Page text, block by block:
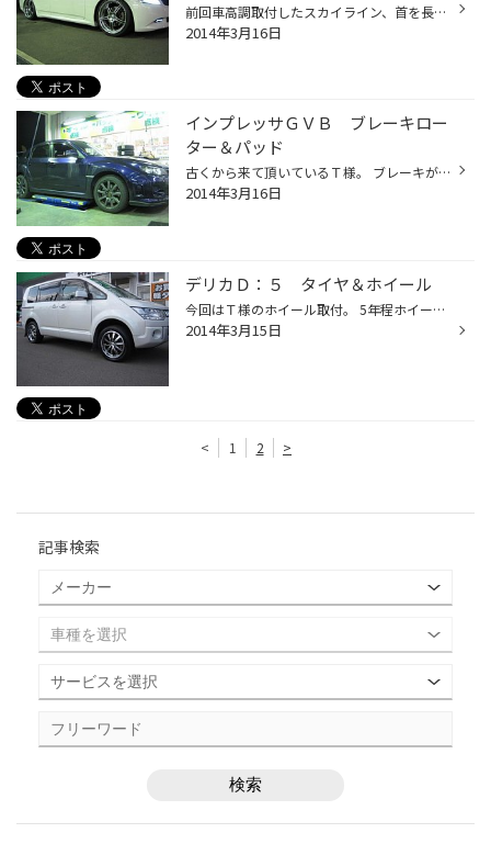
前回車高調取付したスカイライン、首を長～くして待たれていたお客様。 取付前に車高を調整して取付。 車高もホイールかなり気に入って頂き、そのままアライメント。やはりリアがニッサン独特の足回り、思っていたほどキャンバーが戻らない(+o+)左右のみ数値を合わせ、その上で前後トーをしっかり調...
2014年3月16日
インプレッサＧＶＢ ブレーキロー
ター＆パッド
古くから来て頂いているＴ様。 ブレーキが利かない＆車検でブレーキパッドの目が残りわずかとの事で今回エンドレスブレーキパッドを選んで頂いたのですが、ブレーキローターも少し減っていたので『どうせなら』という事でまとめて交換に。 付けてすぐにはハードブレーキはダメですから慣らしをして...
2014年3月16日
デリカＤ：５ タイヤ＆ホイール
今回はＴ様のホイール取付。 5年程ホイールを我慢していたらしく、しかもデリカに合うタイプのホイールを見つけるのに色々と悩み決めたのがレオニス。 金額は安目ながら見た目の質感が高いホイールなのでオススメ‼ 今回レオニスに更に高級感を高めるためレグノＧＲＶで決めて頂き、お客様も気に入っ...
2014年3月15日
< 1 2 >
記事検索